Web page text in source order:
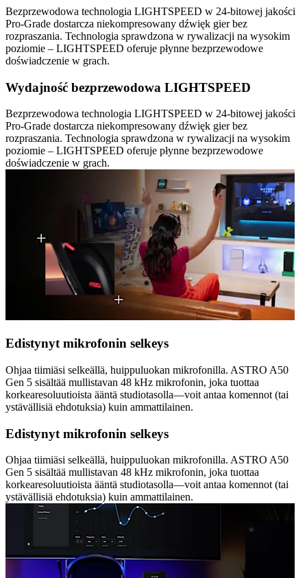
Bezprzewodowa technologia LIGHTSPEED w 24-bitowej jakości
Pro-Grade dostarcza niekompresowany dźwięk gier bez
rozpraszania. Technologia sprawdzona w rywalizacji na wysokim
poziomie – LIGHTSPEED oferuje płynne bezprzewodowe
doświadczenie w grach.
Wydajność bezprzewodowa LIGHTSPEED
Bezprzewodowa technologia LIGHTSPEED w 24-bitowej jakości
Pro-Grade dostarcza niekompresowany dźwięk gier bez
rozpraszania. Technologia sprawdzona w rywalizacji na wysokim
poziomie – LIGHTSPEED oferuje płynne bezprzewodowe
doświadczenie w grach.
Edistynyt mikrofonin selkeys
Ohjaa tiimiäsi selkeällä, huippuluokan mikrofonilla. ASTRO A50
Gen 5 sisältää mullistavan 48 kHz mikrofonin, joka tuottaa
korkearesoluutioista ääntä studiotasolla—voit antaa komennot (tai
ystävällisiä ehdotuksia) kuin ammattilainen.
Edistynyt mikrofonin selkeys
Ohjaa tiimiäsi selkeällä, huippuluokan mikrofonilla. ASTRO A50
Gen 5 sisältää mullistavan 48 kHz mikrofonin, joka tuottaa
korkearesoluutioista ääntä studiotasolla—voit antaa komennot (tai
ystävällisiä ehdotuksia) kuin ammattilainen.